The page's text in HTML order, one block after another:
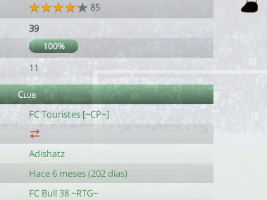
85
39
100%
11
Club
FC Touristes [~CP~]
Adishatz
Hace 6 meses (202 días)
FC Bull 38 ~RTG~